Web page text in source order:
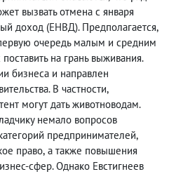
вызвать отмена с января
доход (ЕНВД). Предполагается,
очередь малым и средним
на грань выживания.
бизнеса и направлен
В частности,
могут дать животноводам.
немало вопросов
предпринимателей,
право, а также повышения
сфер. Однако Евстигнеев